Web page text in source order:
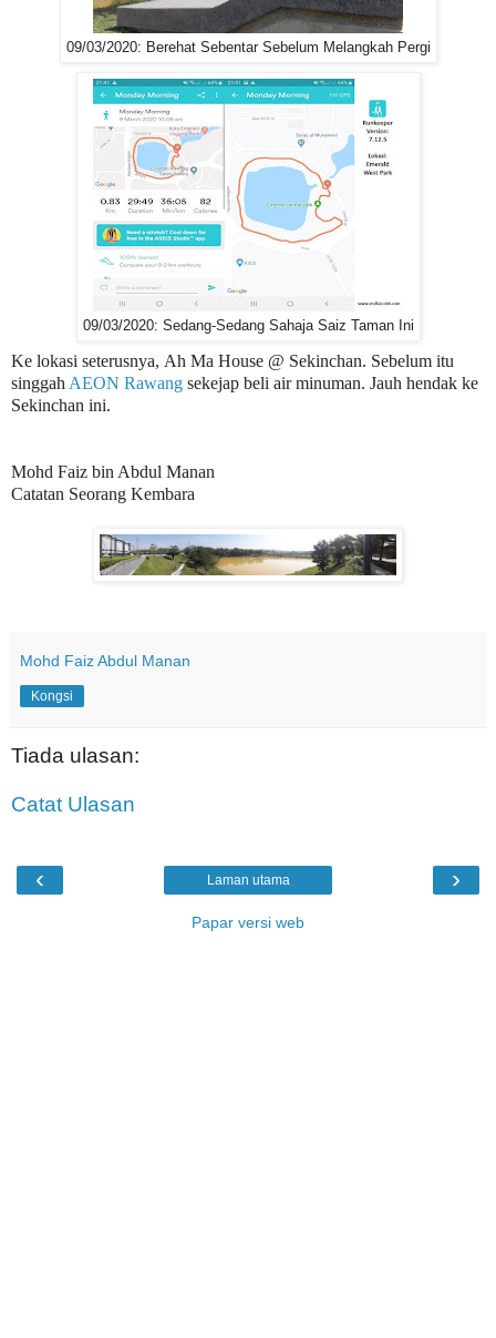
09/03/2020: Berehat Sebentar Sebelum Melangkah Pergi
09/03/2020: Sedang-Sedang Sahaja Saiz Taman Ini
Ke lokasi seterusnya, Ah Ma House @ Sekinchan. Sebelum itu
singgah AEON Rawang sekejap beli air minuman. Jauh hendak ke
Sekinchan ini.
Mohd Faiz bin Abdul Manan
Catatan Seorang Kembara
Mohd Faiz Abdul Manan
Kongsi
Tiada ulasan:
Catat Ulasan
‹ ›
Laman utama
Papar versi web